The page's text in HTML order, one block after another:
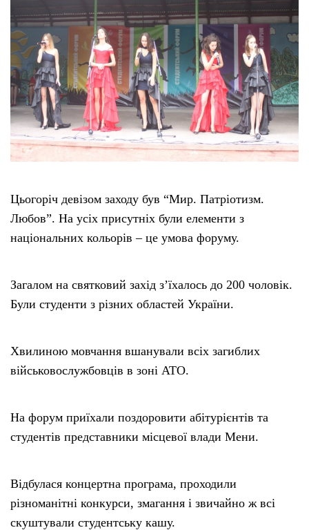
Цьогоріч девізом заходу був “Мир. Патріотизм.
Любов”. На усіх присутніх були елементи з
національних кольорів – це умова форуму.
Загалом на святковий захід з’їхалось до 200 чоловік.
Були студенти з різних областей України.
Хвилиною мовчання вшанували всіх загиблих
військовослужбовців в зоні АТО.
На форум приїхали поздоровити абітурієнтів та
студентів представники місцевої влади Мени.
Відбулася концертна програма, проходили
різноманітні конкурси, змагання і звичайно ж всі
скуштували студентську кашу.